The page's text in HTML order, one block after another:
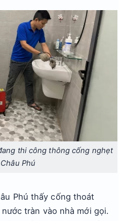
thi công thông cống nghẹt
Phú
Phú thấy cống thoát
tràn vào nhà mới gọi.